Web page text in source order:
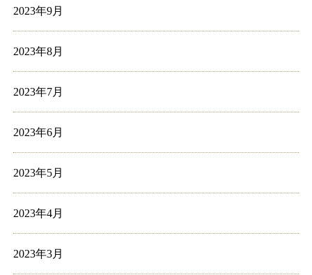
2023年9月
2023年8月
2023年7月
2023年6月
2023年5月
2023年4月
2023年3月